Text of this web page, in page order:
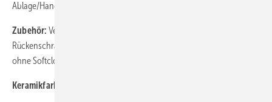
Ablage/Handtuchhalter/Handtuchhalter
Zubehör: Verschiedene Einbauwannen mit ein oder zwei
Rückenschrägen, optional Whirlsystem, SensoWash, WC-Sitze mit und
ohne Softclose
Keramikfarbe: